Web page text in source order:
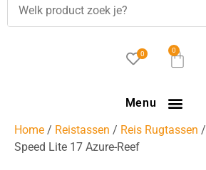
0 0
Menu
Home / Reistassen / Reis Rugtassen
Speed Lite 17 Azure-Reef